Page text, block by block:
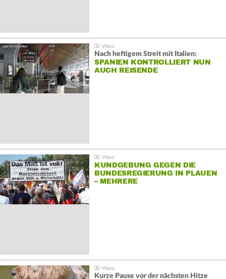
Nach heftigem Streit mit Italien:
SPANIEN KONTROLLIERT NUN
AUCH REISENDE
KUNDGEBUNG GEGEN DIE
BUNDESREGIERUNG IN PLAUEN
– MEHRERE
Kurze Pause vor der nächsten Hitze